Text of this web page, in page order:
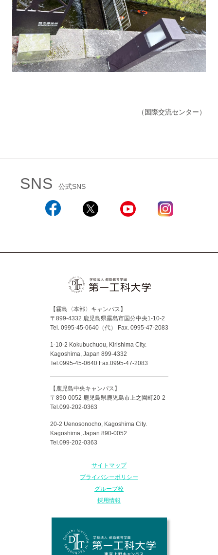
（国際交流センター）
SNS 公式SNS
【霧島〈本部〉キャンパス】
〒899-4332 鹿児島県霧島市国分中央1-10-2
Tel. 0995-45-0640（代）
Fax. 0995-47-2083
1-10-2 Kokubuchuou, Kirishima City.
Kagoshima, Japan 899-4332
Tel.0995-45-0640 Fax.0995-47-2083
【鹿児島中央キャンパス】
〒890-0052 鹿児島県鹿児島市上之園町20-2
Tel.099-202-0363
20-2 Uenosonocho, Kagoshima City.
Kagoshima, Japan 890-0052
Tel.099-202-0363
サイトマップ
プライバシーポリシー
グループ校
採用情報